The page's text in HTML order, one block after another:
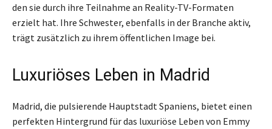
den sie durch ihre Teilnahme an Reality-TV-Formaten
erzielt hat. Ihre Schwester, ebenfalls in der Branche aktiv,
trägt zusätzlich zu ihrem öffentlichen Image bei.
Luxuriöses Leben in Madrid
Madrid, die pulsierende Hauptstadt Spaniens, bietet einen
perfekten Hintergrund für das luxuriöse Leben von Emmy